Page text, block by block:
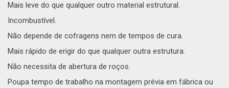
Mais leve do que qualquer outro material estrutural.
Incombustível.
Não depende de cofragens nem de tempos de cura.
Mais rápido de erigir do que qualquer outra estrutura.
Não necessita de abertura de roços.
Poupa tempo de trabalho na montagem prévia em fábrica ou